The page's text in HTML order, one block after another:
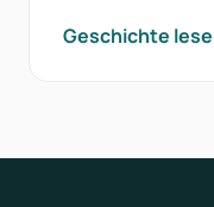
Geschichte